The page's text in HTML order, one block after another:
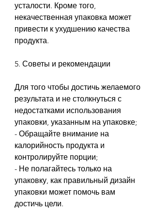
усталости. Кроме того,
некачественная упаковка может
привести к ухудшению качества
продукта.
5. Советы и рекомендации
Для того чтобы достичь желаемого
результата и не столкнуться с
недостатками использования
упаковки, указанным на упаковке;
- Обращайте внимание на
калорийность продукта и
контролируйте порции;
- Не полагайтесь только на
упаковку, как правильный дизайн
упаковки может помочь вам
достичь цели.